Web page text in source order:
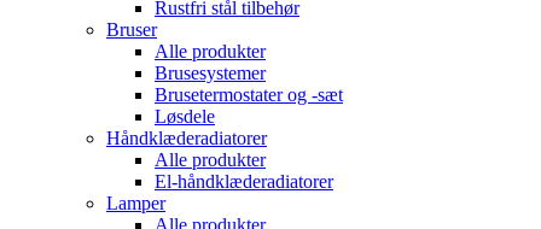
Rustfri stål tilbehør
Bruser
Alle produkter
Brusesystemer
Brusetermostater og -sæt
Løsdele
Håndklæde­radiatorer
Alle produkter
El-håndklæde­radiatorer
Lamper
Alle produkter